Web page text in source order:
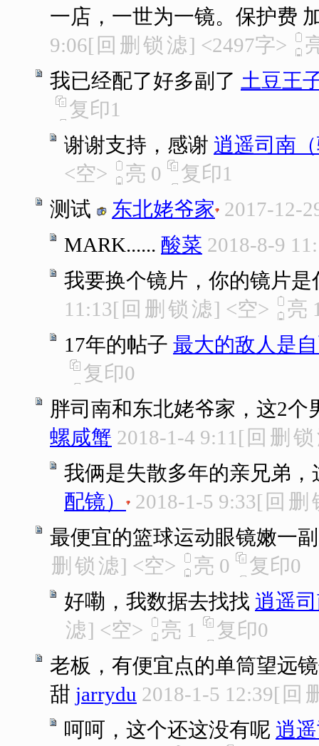
一店，一世为一镜。保护费
9:06[ 回 删 锁 滤] <2497字>
我已经配了好多副了 土豆王
复印1
谢谢支持，感谢 逍遥司南
<空>
亮 0 复印1
测试
东北姥爷家 2017-12-
MARK...... 酸菜 2018-8-9
我要换个镜片，你的镜片
11:13[ 回 删 锁 滤] <空> 亮
17年的帖子 最大的敌人是
复印0
胖司南和东北姥爷家，这2
螺咸蟹 2018-1-4 9:11 [ 回 删 锁
我俩是失散多年的亲兄弟
配镜）
2018-1-5 9:33[ 回 删
最便宜的篮球运动眼镜嫩一副
删 锁 滤] <空> 亮 0 复印0
好嘞，我数据去找找 逍遥
滤] <空> 亮 1 复印0
老板，有便宜点的单筒望远
甜 jarrydu 2018-1-5 12:39[ 回
呵呵，这个还这没有呢 逍